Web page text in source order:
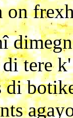
on
tere
di